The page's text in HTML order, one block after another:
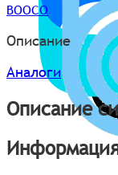
BOOCO
Описание
Аналоги
Описание